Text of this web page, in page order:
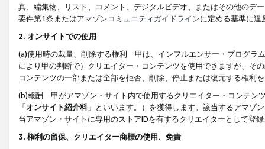
真、編集物、リスト、コメント、デジタルビデオ、またはその他のデ
要件第1条またはアマゾンコミュニティガイドラインに定める基準に違
2. オンサイトでの使用
(a)使用時の裁量、削除する権利 甲は、インフルエンサー・プログラ
により甲の判断で）クリエイター・コンテンツを使用できますが、そ
コンテンツの一部または全部を拒否、削除、停止または復元する権利
(b)報酬 甲がアマゾン・サイト内で使用するクリエイター・コンテン
「オンサイト紹介料」といいます。）を獲得します。該当するアマゾ
当アマゾン・サイトに専用のストアIDを有するクリエイターとして登
3. 権利の留保、クリエイター商標の使用、免責